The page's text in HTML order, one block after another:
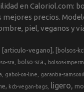
en Caloriol.com:
mejores precios.
piel, veganos y
[articulo-vegano] [bolsos-
sra bolso-sra. bolsos-
gabol-on-line garantia-
kcb-vegan-bags ligero